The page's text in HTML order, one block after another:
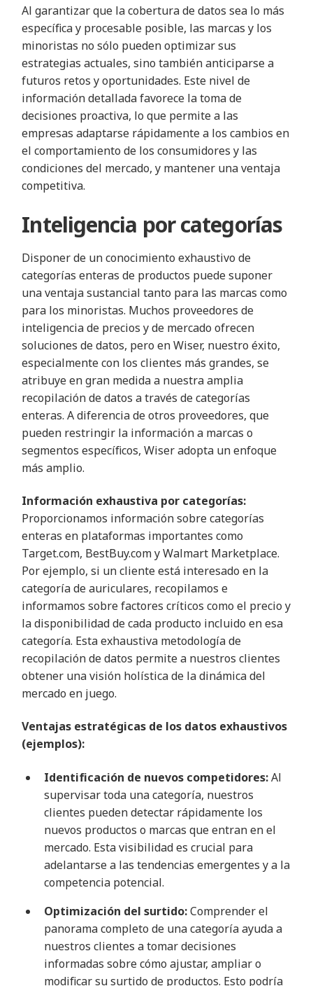
Al garantizar que la cobertura de datos sea lo más
específica y procesable posible, las marcas y los
minoristas no sólo pueden optimizar sus
estrategias actuales, sino también anticiparse a
futuros retos y oportunidades. Este nivel de
información detallada favorece la toma de
decisiones proactiva, lo que permite a las
empresas adaptarse rápidamente a los cambios en
el comportamiento de los consumidores y las
condiciones del mercado, y mantener una ventaja
competitiva.
Inteligencia por categorías
Disponer de un conocimiento exhaustivo de
categorías enteras de productos puede suponer
una ventaja sustancial tanto para las marcas como
para los minoristas. Muchos proveedores de
inteligencia de precios y de mercado ofrecen
soluciones de datos, pero en Wiser, nuestro éxito,
especialmente con los clientes más grandes, se
atribuye en gran medida a nuestra amplia
recopilación de datos a través de categorías
enteras. A diferencia de otros proveedores, que
pueden restringir la información a marcas o
segmentos específicos, Wiser adopta un enfoque
más amplio.
Información exhaustiva por categorías:
Proporcionamos información sobre categorías
enteras en plataformas importantes como
Target.com, BestBuy.com y Walmart Marketplace.
Por ejemplo, si un cliente está interesado en la
categoría de auriculares, recopilamos e
informamos sobre factores críticos como el precio y
la disponibilidad de cada producto incluido en esa
categoría. Esta exhaustiva metodología de
recopilación de datos permite a nuestros clientes
obtener una visión holística de la dinámica del
mercado en juego.
Ventajas estratégicas de los datos exhaustivos
(ejemplos):
Identificación de nuevos competidores:Al
supervisar toda una categoría, nuestros
clientes pueden detectar rápidamente los
nuevos productos o marcas que entran en el
mercado. Esta visibilidad es crucial para
adelantarse a las tendencias emergentes y a la
competencia potencial.
Optimización del surtido:Comprender el
panorama completo de una categoría ayuda a
nuestros clientes a tomar decisiones
informadas sobre cómo ajustar, ampliar o
modificar su surtido de productos. Esto podría